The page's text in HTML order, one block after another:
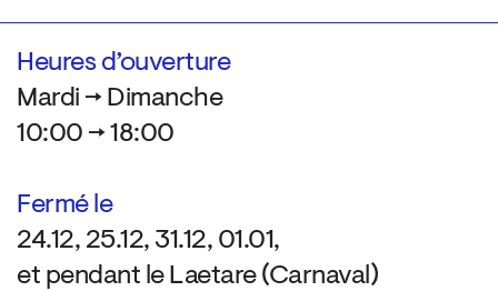
Heures d’ouverture
Mardi → Dimanche
10:00 → 18:00
Fermé le
24.12, 25.12, 31.12, 01.01,
et pendant le Laetare (Carnaval)